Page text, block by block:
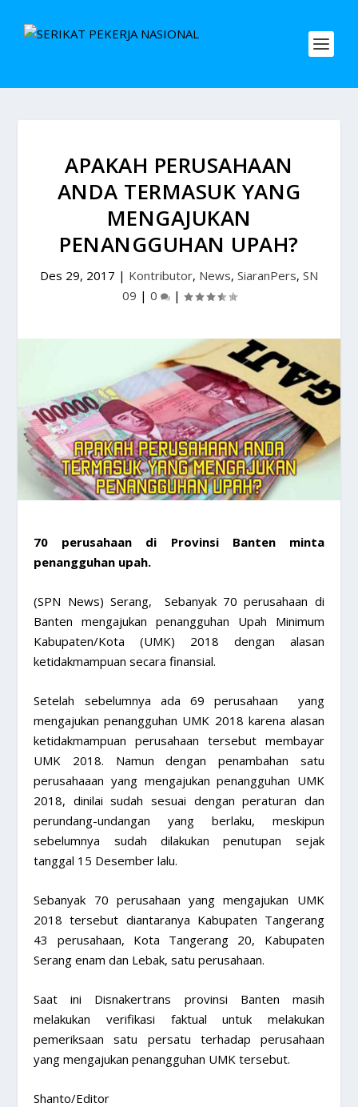
APAKAH PERUSAHAAN
ANDA TERMASUK YANG
MENGAJUKAN
PENANGGUHAN UPAH?
Des 29, 2017 | Kontributor, News, SiaranPers, SN
09 | 0 |
​70 perusahaan di Provinsi Banten minta
penangguhan upah.
(SPN News) Serang, Sebanyak 70 perusahaan di
Banten mengajukan penangguhan Upah Minimum
Kabupaten/Kota (UMK) 2018 dengan alasan
ketidakmampuan secara finansial.
Setelah sebelumnya ada 69 perusahaan yang
mengajukan penangguhan UMK 2018 karena alasan
ketidakmampuan perusahaan tersebut membayar
UMK 2018. Namun dengan penambahan satu
perusahaaan yang mengajukan penangguhan UMK
2018, dinilai sudah sesuai dengan peraturan dan
perundang-undangan yang berlaku, meskipun
sebelumnya sudah dilakukan penutupan sejak
tanggal 15 Desember lalu.
Sebanyak 70 perusahaan yang mengajukan UMK
2018 tersebut diantaranya Kabupaten Tangerang
43 perusahaan, Kota Tangerang 20, Kabupaten
Serang enam dan Lebak, satu perusahaan.
Saat ini Disnakertrans provinsi Banten masih
melakukan verifikasi faktual untuk melakukan
pemeriksaan satu persatu terhadap perusahaan
yang mengajukan penangguhan UMK tersebut.
Shanto/Editor